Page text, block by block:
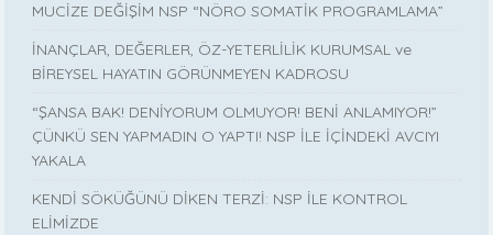
MUCİZE DEĞİŞİM NSP “NÖRO SOMATİK PROGRAMLAMA”
İNANÇLAR, DEĞERLER, ÖZ-YETERLİLİK KURUMSAL ve
BİREYSEL HAYATIN GÖRÜNMEYEN KADROSU
“ŞANSA BAK! DENİYORUM OLMUYOR! BENİ ANLAMIYOR!”
ÇÜNKÜ SEN YAPMADIN O YAPTI! NSP İLE İÇİNDEKİ AVCIYI
YAKALA
KENDİ SÖKÜĞÜNÜ DİKEN TERZİ: NSP İLE KONTROL
ELİMİZDE